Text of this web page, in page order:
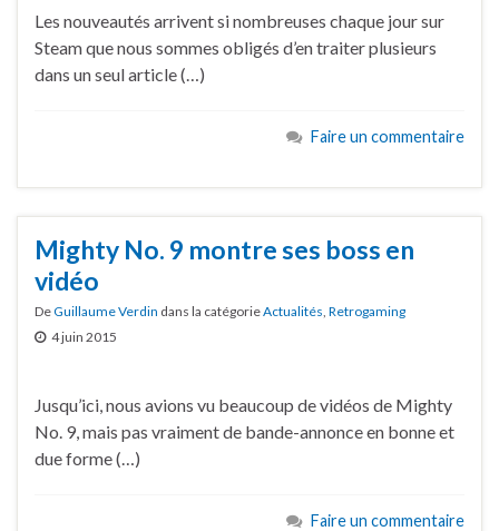
Les nouveautés arrivent si nombreuses chaque jour sur
Steam que nous sommes obligés d’en traiter plusieurs
dans un seul article (…)
Faire un commentaire
Mighty No. 9 montre ses boss en
vidéo
DeGuillaume Verdin dans la catégorieActualités Retrogaming
4 juin 2015
Jusqu’ici, nous avions vu beaucoup de vidéos de Mighty
No. 9, mais pas vraiment de bande-annonce en bonne et
due forme (…)
Faire un commentaire